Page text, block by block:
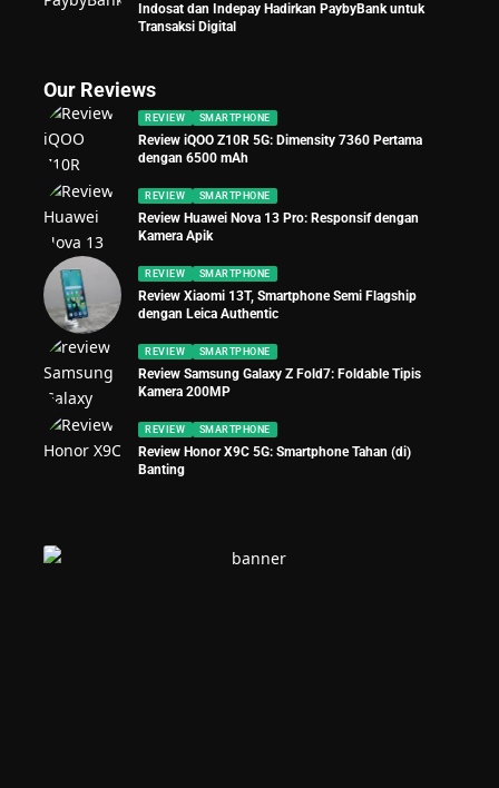
Indosat dan Indepay Hadirkan PaybyBank untuk
Transaksi Digital
Our Reviews
REVIEW SMARTPHONE
Review iQOO Z10R 5G: Dimensity 7360 Pertama
dengan 6500 mAh
REVIEW SMARTPHONE
Review Huawei Nova 13 Pro: Responsif dengan
Kamera Apik
REVIEW SMARTPHONE
Review Xiaomi 13T, Smartphone Semi Flagship
dengan Leica Authentic
REVIEW SMARTPHONE
Review Samsung Galaxy Z Fold7: Foldable Tipis
Kamera 200MP
REVIEW SMARTPHONE
Review Honor X9C 5G: Smartphone Tahan (di)
Banting